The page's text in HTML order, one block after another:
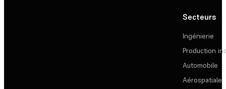
Secteurs
Ingénierie
Production
Automobile
Aérospatiale